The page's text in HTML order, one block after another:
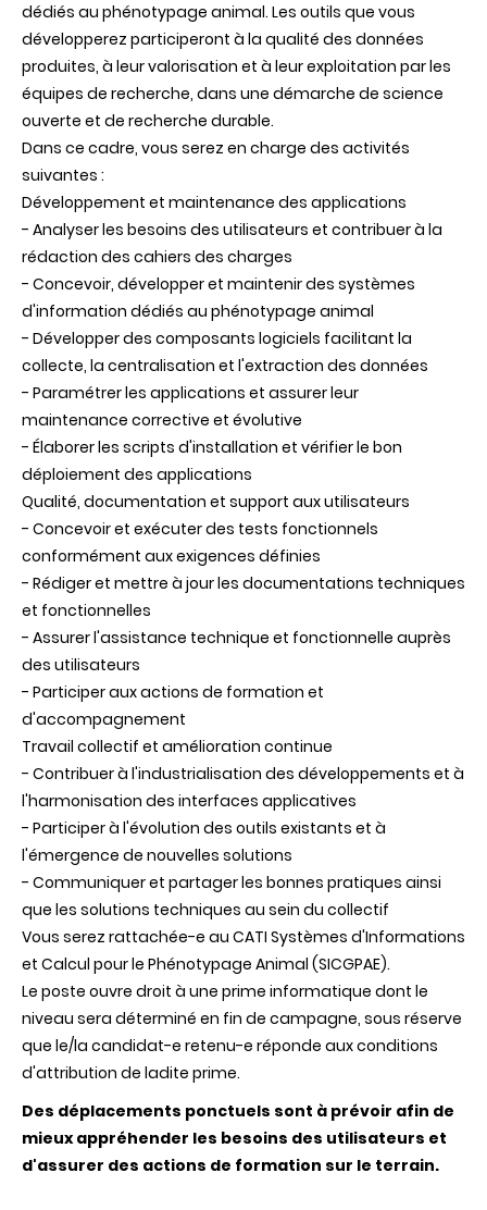
dédiés au phénotypage animal. Les outils que vous
développerez participeront à la qualité des données
produites, à leur valorisation et à leur exploitation par les
équipes de recherche, dans une démarche de science
ouverte et de recherche durable.
Dans ce cadre, vous serez en charge des activités
suivantes :
Développement et maintenance des applications
- Analyser les besoins des utilisateurs et contribuer à la
rédaction des cahiers des charges
- Concevoir, développer et maintenir des systèmes
d'information dédiés au phénotypage animal
- Développer des composants logiciels facilitant la
collecte, la centralisation et l'extraction des données
- Paramétrer les applications et assurer leur
maintenance corrective et évolutive
- Élaborer les scripts d'installation et vérifier le bon
déploiement des applications
Qualité, documentation et support aux utilisateurs
- Concevoir et exécuter des tests fonctionnels
conformément aux exigences définies
- Rédiger et mettre à jour les documentations techniques
et fonctionnelles
- Assurer l'assistance technique et fonctionnelle auprès
des utilisateurs
- Participer aux actions de formation et
d'accompagnement
Travail collectif et amélioration continue
- Contribuer à l'industrialisation des développements et à
l'harmonisation des interfaces applicatives
- Participer à l'évolution des outils existants et à
l'émergence de nouvelles solutions
- Communiquer et partager les bonnes pratiques ainsi
que les solutions techniques au sein du collectif
Vous serez rattachée-e au CATI Systèmes d'Informations
et Calcul pour le Phénotypage Animal (SICGPAE).
Le poste ouvre droit à une prime informatique dont le
niveau sera déterminé en fin de campagne, sous réserve
que le/la candidat-e retenu-e réponde aux conditions
d'attribution de ladite prime.
Des déplacements ponctuels sont à prévoir afin de
mieux appréhender les besoins des utilisateurs et
d'assurer des actions de formation sur le terrain.